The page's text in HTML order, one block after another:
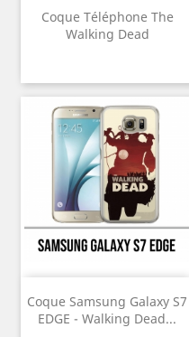
Coque Téléphone The
Walking Dead
Coque Samsung Galaxy S7
EDGE - Walking Dead...